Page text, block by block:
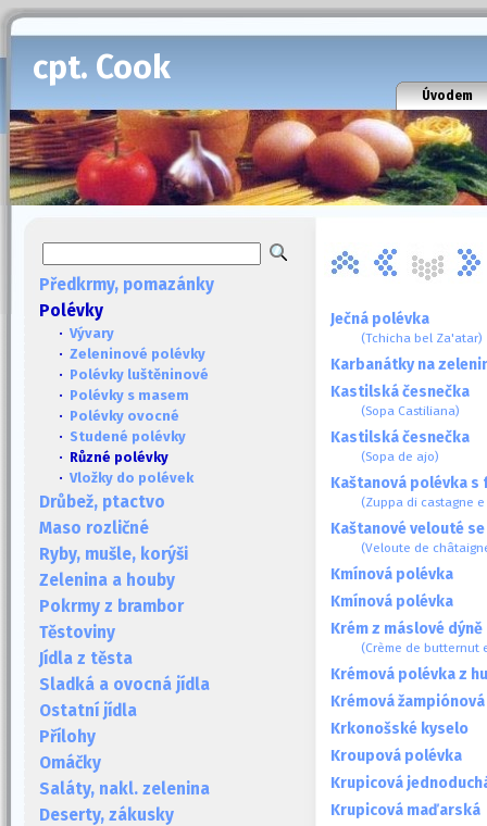
cpt. Cook
Úvodem
Předkrmy, pomazánky
Polévky
· Vývary
· Zeleninové polévky
· Polévky luštěninové
· Polévky s masem
· Polévky ovocné
· Studené polévky
· Různé polévky
· Vložky do polévek
Drůbež, ptactvo
Maso rozličné
Ryby, mušle, korýši
Zelenina a houby
Pokrmy z brambor
Těstoviny
Jídla z těsta
Sladká a ovocná jídla
Ostatní jídla
Přílohy
Omáčky
Saláty, nakl. zelenina
Deserty, zákusky
Ječná polévka
(Tchicha bel Za'atar)
Karbanátky na
Kastilská česnečka
(Sopa Castiliana)
Kastilská česnečka
(Sopa de ajo)
Kaštanová polévka s
(Zuppa di castagne
Kaštanové velouté
(Veloute de
Kmínová polévka
Kmínová polévka
Krém z máslové
(Crème de butternut
Krémová polévka z
Krémová
Krkonošské kyselo
Kroupová polévka
Krupicová
Krupicová maďarská